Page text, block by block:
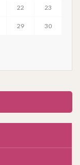
22 23
29 30